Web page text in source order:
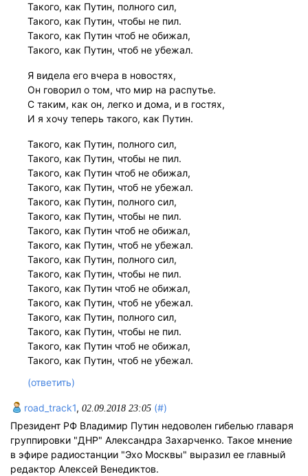
Такого, как Путин, полного сил,
Такого, как Путин, чтобы не пил.
Такого, как Путин чтоб не обижал,
Такого, как Путин, чтоб не убежал.
Я видела его вчера в новостях,
Он говорил о том, что мир на распутье.
С таким, как он, легко и дома, и в гостях,
И я хочу теперь такого, как Путин.
Такого, как Путин, полного сил,
Такого, как Путин, чтобы не пил.
Такого, как Путин чтоб не обижал,
Такого, как Путин, чтоб не убежал.
Такого, как Путин, полного сил,
Такого, как Путин, чтобы не пил.
Такого, как Путин чтоб не обижал,
Такого, как Путин, чтоб не убежал.
Такого, как Путин, полного сил,
Такого, как Путин, чтобы не пил.
Такого, как Путин чтоб не обижал,
Такого, как Путин, чтоб не убежал.
Такого, как Путин, полного сил,
Такого, как Путин, чтобы не пил.
Такого, как Путин чтоб не обижал,
Такого, как Путин, чтоб не убежал.
(ответить)
road_track1, 02.09.2018 23:05 (#)
Президент РФ Владимир Путин недоволен гибелью главаря
группировки "ДНР" Александра Захарченко. Такое мнение
в эфире радиостанции "Эхо Москвы" выразил ее главный
редактор Алексей Венедиктов.